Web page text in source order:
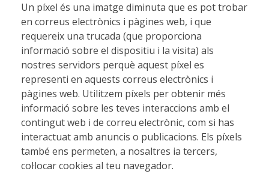
Un píxel és una imatge diminuta que es pot trobar
en correus electrònics i pàgines web, i que
requereix una trucada (que proporciona
informació sobre el dispositiu i la visita) als
nostres servidors perquè aquest píxel es
representi en aquests correus electrònics i
pàgines web. Utilitzem píxels per obtenir més
informació sobre les teves interaccions amb el
contingut web i de correu electrònic, com si has
interactuat amb anuncis o publicacions. Els píxels
també ens permeten, a nosaltres ia tercers,
col·locar cookies al teu navegador.